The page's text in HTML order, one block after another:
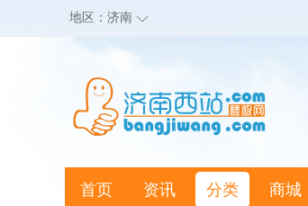
地区： 济南
首页 资讯 分类 商城